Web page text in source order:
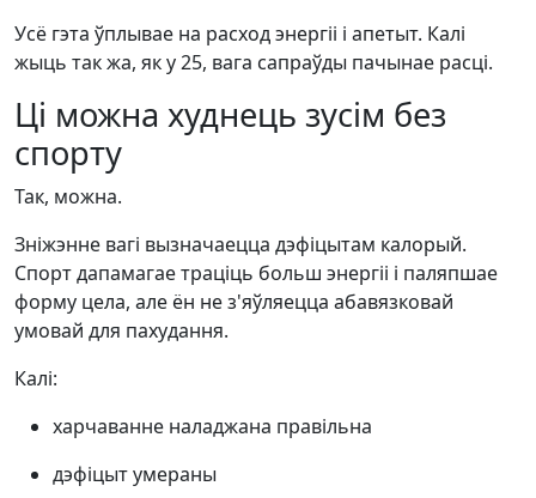
Усё гэта ўплывае на расход энергіі і апетыт. Калі
жыць так жа, як у 25, вага сапраўды пачынае расці.
Ці можна худнець зусім без
спорту
Так, можна.
Зніжэнне вагі вызначаецца дэфіцытам калорый.
Спорт дапамагае траціць больш энергіі і паляпшае
форму цела, але ён не з'яўляецца абавязковай
умовай для пахудання.
Калі:
харчаванне наладжана правільна
дэфіцыт умераны